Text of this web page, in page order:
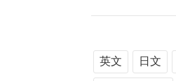
英文 日文